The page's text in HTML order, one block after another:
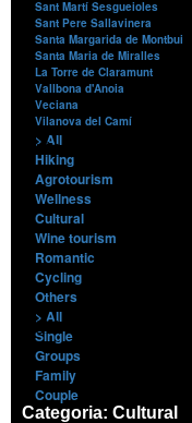
Sant Martí Sesgueioles
Sant Pere Sallavinera
Santa Margarida de Montbui
Santa Maria de Miralles
La Torre de Claramunt
Vallbona d'Anoia
Veciana
Vilanova del Camí
Contents
> All
Hiking
Agrotourism
Wellness
Cultural
Wine tourism
Romantic
Cycling
Others
Segment
> All
Single
Groups
Family
Couple
Categoria: Cultural